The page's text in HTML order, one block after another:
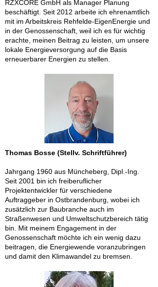
RZXCORE GmbH als Manager Planung
beschäftigt. Seit 2012 arbeite ich ehrenamtlich
mit im Arbeitskreis Rehfelde-EigenEnergie und
in der Genossenschaft, weil ich es für wichtig
erachte, meinen Beitrag zu leisten, um unsere
lokale Energieversorgung auf die Basis
erneuerbarer Energien zu stellen.
Thomas Bosse (Stellv. Schriftführer)
Jahrgang 1960 aus Müncheberg, Dipl.-Ing.
Seit 2001 bin ich freiberuflicher
Projektentwickler für verschiedene
Auftraggeber in Ostbrandenburg, wobei ich
zusätzlich zur Baubranche auch im
Straßenwesen und Umweltschutzbereich tätig
bin. Mit meinem Engagement in der
Genossenschaft möchte ich ein wenig dazu
beitragen, die Energiewende voranzubringen
und damit den Klimawandel zu bremsen.